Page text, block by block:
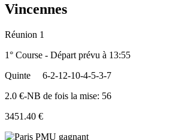
Vincennes
Réunion 1
1° Course - Départ prévu à 13:55
Quinte
6-2-12-10-4-5-3-7
2.0 €-NB de fois la mise: 56
3451.40 €